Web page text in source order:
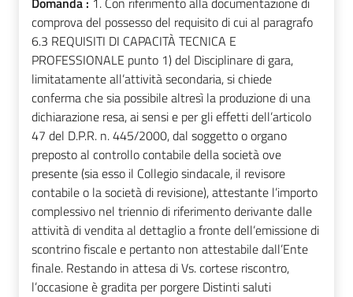
comprova del possesso del requisito di cui al paragrafo
6.3 REQUISITI DI CAPACITÀ TECNICA E
PROFESSIONALE punto 1) del Disciplinare di gara,
limitatamente all’attività secondaria, si chiede
conferma che sia possibile altresì la produzione di una
dichiarazione resa, ai sensi e per gli effetti dell’articolo
47 del D.P.R. n. 445/2000, dal soggetto o organo
preposto al controllo contabile della società ove
presente (sia esso il Collegio sindacale, il revisore
contabile o la società di revisione), attestante l’importo
complessivo nel triennio di riferimento derivante dalle
attività di vendita al dettaglio a fronte dell’emissione di
scontrino fiscale e pertanto non attestabile dall’Ente
finale. Restando in attesa di Vs. cortese riscontro,
l’occasione è gradita per porgere Distinti saluti